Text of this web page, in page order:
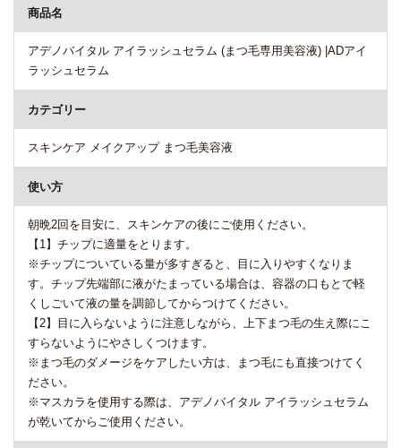
商品名
アデノバイタル アイラッシュセラム (まつ毛専用美容液) |ADアイ
ラッシュセラム
カテゴリー
スキンケア メイクアップ まつ毛美容液
使い方
朝晩2回を目安に、スキンケアの後にご使用ください。
【1】チップに適量をとります。
※チップについている量が多すぎると、目に入りやすくなりま
す。チップ先端部に液がたまっている場合は、容器の口もとで軽
くしごいて液の量を調節してからつけてください。
【2】目に入らないように注意しながら、上下まつ毛の生え際にこ
すらないようにやさしくつけます。
※まつ毛のダメージをケアしたい方は、まつ毛にも直接つけてく
ださい。
※マスカラを使用する際は、アデノバイタル アイラッシュセラム
が乾いてからご使用ください。